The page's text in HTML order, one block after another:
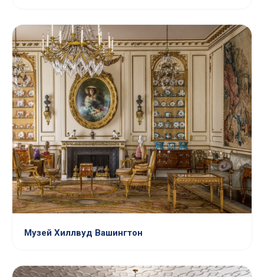
Музей Хиллвуд Вашингтон